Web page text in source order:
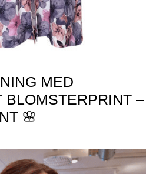
MED
BLOMSTERPRINT –
🌸